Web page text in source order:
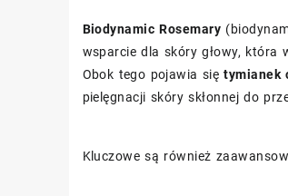
Biodynamic Rosemary
wsparcie dla skóry głowy, która
Obok tego pojawia siętymianek
pielęgnacji skóry skłonnej do
Kluczowe są również